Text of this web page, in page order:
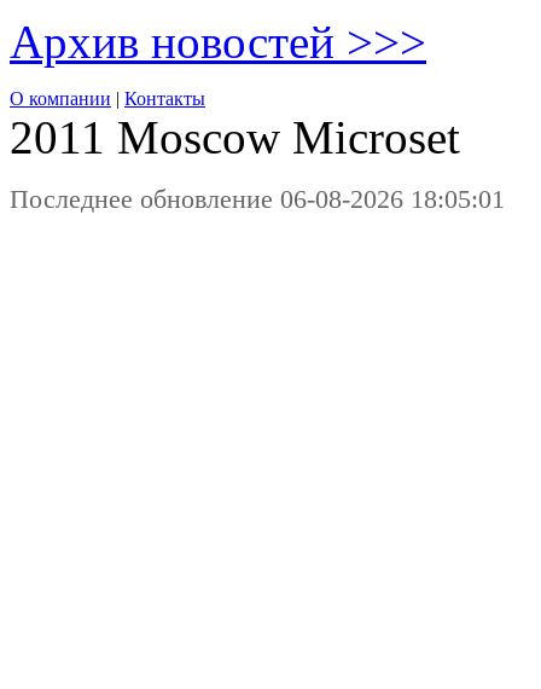
Архив новостей >>>
О компании | Контакты
2011 Moscow Microset
Последнее обновление 06-08-2026 18:05:01